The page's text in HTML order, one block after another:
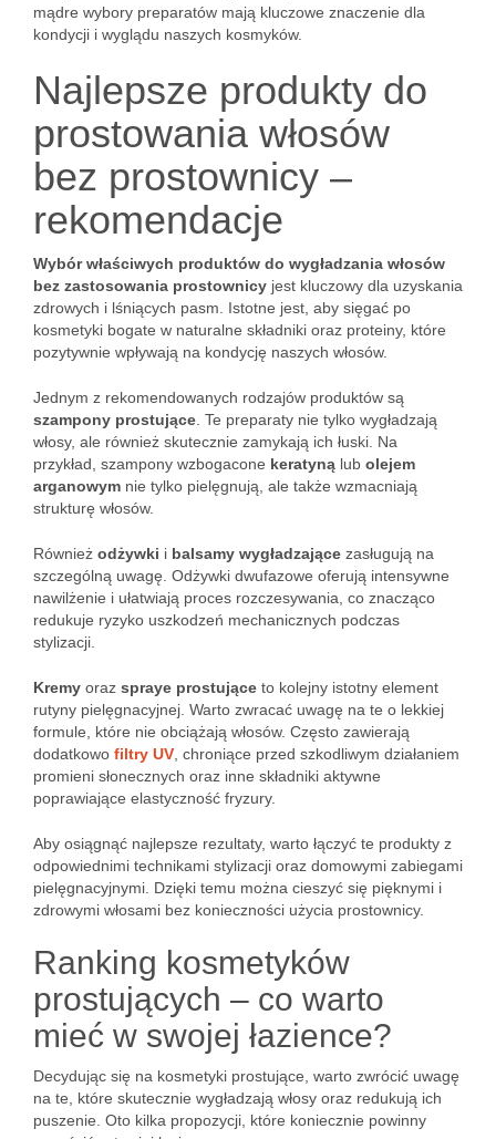
mądre wybory preparatów mają kluczowe znaczenie dla
kondycji i wyglądu naszych kosmyków.
Najlepsze produkty do
prostowania włosów
bez prostownicy –
rekomendacje
Wybór właściwych produktów do wygładzania włosów
bez zastosowania prostownicy jest kluczowy dla uzyskania
zdrowych i lśniących pasm. Istotne jest, aby sięgać po
kosmetyki bogate w naturalne składniki oraz proteiny, które
pozytywnie wpływają na kondycję naszych włosów.
Jednym z rekomendowanych rodzajów produktów są
szampony prostujące . Te preparaty nie tylko wygładzają
włosy, ale również skutecznie zamykają ich łuski. Na
przykład, szampony wzbogacone keratyną lub olejem
arganowym nie tylko pielęgnują, ale także wzmacniają
strukturę włosów.
Również odżywki i balsamy wygładzające zasługują na
szczególną uwagę. Odżywki dwufazowe oferują intensywne
nawilżenie i ułatwiają proces rozczesywania, co znacząco
redukuje ryzyko uszkodzeń mechanicznych podczas
stylizacji.
Kremy oraz spraye prostujące to kolejny istotny element
rutyny pielęgnacyjnej. Warto zwracać uwagę na te o lekkiej
formule, które nie obciążają włosów. Często zawierają
dodatkowo filtry UV , chroniące przed szkodliwym działaniem
promieni słonecznych oraz inne składniki aktywne
poprawiające elastyczność fryzury.
Aby osiągnąć najlepsze rezultaty, warto łączyć te produkty z
odpowiednimi technikami stylizacji oraz domowymi zabiegami
pielęgnacyjnymi. Dzięki temu można cieszyć się pięknymi i
zdrowymi włosami bez konieczności użycia prostownicy.
Ranking kosmetyków
prostujących – co warto
mieć w swojej łazience?
Decydując się na kosmetyki prostujące, warto zwrócić uwagę
na te, które skutecznie wygładzają włosy oraz redukują ich
puszenie. Oto kilka propozycji, które koniecznie powinny